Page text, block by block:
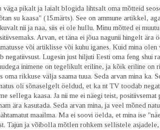
väga pikalt ja laialt blogida lihtsalt oma mõtteid
su kaasa" (15.märts). See on ammune artikkel,
nii ja naa, siis ei ole hullu. Minu mõtted ei
Arvan, et täna ei jõua nagunii hingelt ära
või artiklisse või kuhu iganes. Kuid mina olen
negatiivsust. Lugesin just hiljuti Eesti oma feng shui
inimene on tegelikult eriline, ja kõik eriline on
oma rikkuse välja saama tuua. Seda arvan mina ka.
oli sõnaselgelt öeldud, et ka nt TV toodab
sellega kaasa. Ja nii me ei näegi teist,
ära kasutada. Seda arvan mina, ja veel mõned
maailma. Ma ei soovi öelda, et mina ise
Tajun ja võibolla mõtlen rohkem sellistele